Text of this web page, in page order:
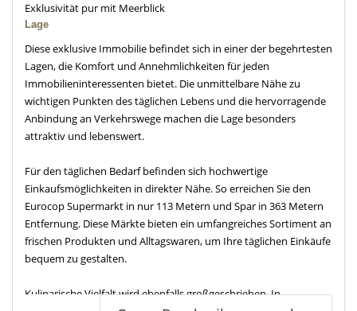
Exklusivität pur mit Meerblick
Lage
Diese exklusive Immobilie befindet sich in einer der begehrtesten
Lagen, die Komfort und Annehmlichkeiten für jeden
Immobilieninteressenten bietet. Die unmittelbare Nähe zu
wichtigen Punkten des täglichen Lebens und die hervorragende
Anbindung an Verkehrswege machen die Lage besonders
attraktiv und lebenswert.
Für den täglichen Bedarf befinden sich hochwertige
Einkaufsmöglichkeiten in direkter Nähe. So erreichen Sie den
Eurocop Supermarkt in nur 113 Metern und Spar in 363 Metern
Entfernung. Diese Märkte bieten ein umfangreiches Sortiment an
frischen Produkten und Alltagswaren, um Ihre täglichen Einkäufe
bequem zu gestalten.
Kulinarische Vielfalt wird ebenfalls großgeschrieben. In